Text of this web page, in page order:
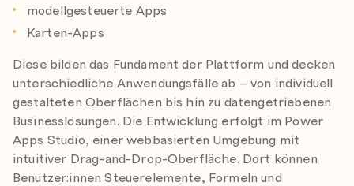
modellgesteuerte Apps
Karten-Apps
Diese bilden das Fundament der Plattform und decken
unterschiedliche Anwendungsfälle ab – von individuell
gestalteten Oberflächen bis hin zu datengetriebenen
Businesslösungen. Die Entwicklung erfolgt im Power
Apps Studio, einer webbasierten Umgebung mit
intuitiver Drag-and-Drop-Oberfläche. Dort können
Benutzer:innen Steuerelemente, Formeln und